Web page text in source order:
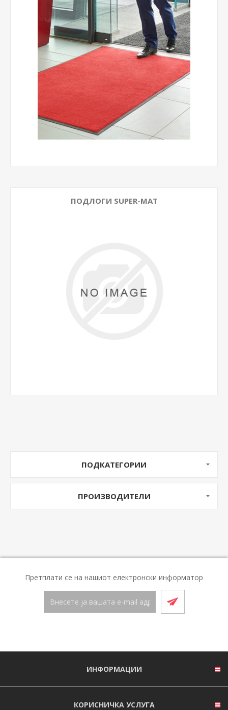
ПОДЛОГИ SUPER-MAT
ПОДКАТЕГОРИИ
ПРОИЗВОДИТЕЛИ
Претплати се на нашиот електронски информатор
ИНФОРМАЦИИ
КОРИСНИЧКА УСЛУГА